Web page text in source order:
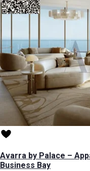
Avarra by Palace –
Business Bay